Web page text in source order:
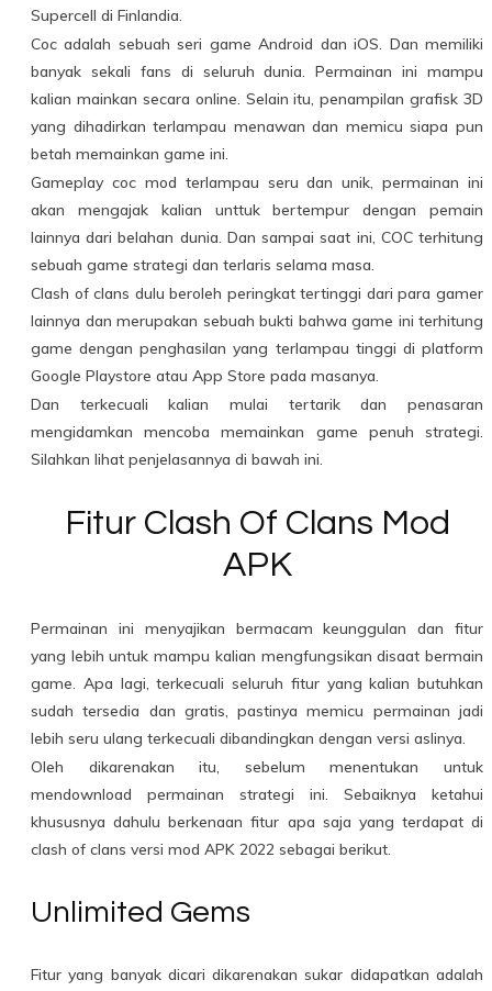
Supercell di Finlandia.
Coc adalah sebuah seri game Android dan iOS. Dan memiliki
banyak sekali fans di seluruh dunia. Permainan ini mampu
kalian mainkan secara online. Selain itu, penampilan grafisk 3D
yang dihadirkan terlampau menawan dan memicu siapa pun
betah memainkan game ini.
Gameplay coc mod terlampau seru dan unik, permainan ini
akan mengajak kalian unttuk bertempur dengan pemain
lainnya dari belahan dunia. Dan sampai saat ini, COC terhitung
sebuah game strategi dan terlaris selama masa.
Clash of clans dulu beroleh peringkat tertinggi dari para gamer
lainnya dan merupakan sebuah bukti bahwa game ini terhitung
game dengan penghasilan yang terlampau tinggi di platform
Google Playstore atau App Store pada masanya.
Dan terkecuali kalian mulai tertarik dan penasaran
mengidamkan mencoba memainkan game penuh strategi.
Silahkan lihat penjelasannya di bawah ini.
Fitur Clash Of Clans Mod
APK
Permainan ini menyajikan bermacam keunggulan dan fitur
yang lebih untuk mampu kalian mengfungsikan disaat bermain
game. Apa lagi, terkecuali seluruh fitur yang kalian butuhkan
sudah tersedia dan gratis, pastinya memicu permainan jadi
lebih seru ulang terkecuali dibandingkan dengan versi aslinya.
Oleh dikarenakan itu, sebelum menentukan untuk
mendownload permainan strategi ini. Sebaiknya ketahui
khususnya dahulu berkenaan fitur apa saja yang terdapat di
clash of clans versi mod APK 2022 sebagai berikut.
Unlimited Gems
Fitur yang banyak dicari dikarenakan sukar didapatkan adalah